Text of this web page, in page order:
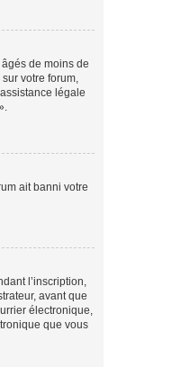
de moins de
votre forum,
légale
ait banni votre
l’inscription,
avant que
électronique,
que vous